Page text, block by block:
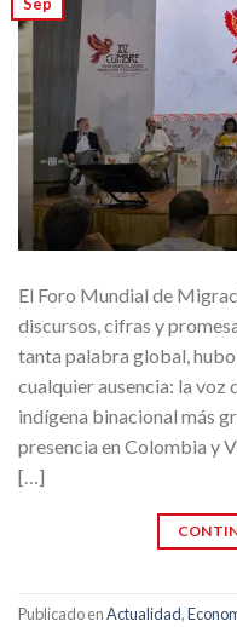
El Foro Mundial de
discursos, cifras y
tanta palabra global,
cualquier ausencia: la voz
indígena binacional más
presencia en Colombia y
[…]
Publicado enActualidad,